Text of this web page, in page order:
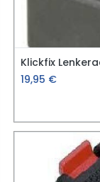
Klickfix
19,95 €